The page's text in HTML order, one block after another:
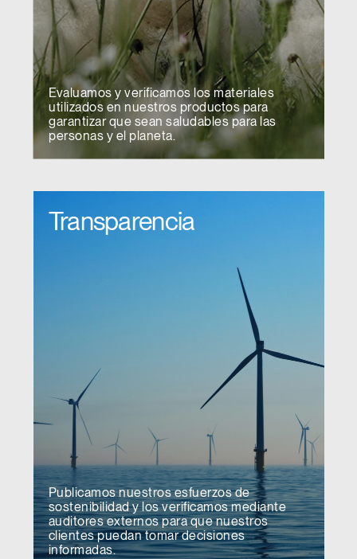
Evaluamos y verificamos los materiales
utilizados en nuestros productos para
garantizar que sean saludables para las
personas y el planeta.
Transparencia
Publicamos nuestros esfuerzos de
sostenibilidad y los verificamos mediante
auditores externos para que nuestros
clientes puedan tomar decisiones
informadas.